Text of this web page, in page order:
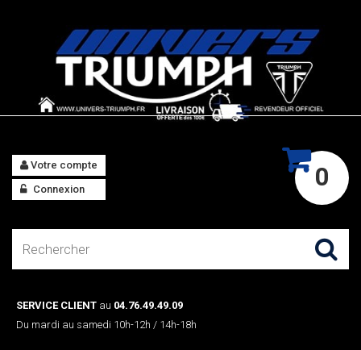
0
Votre compte
Connexion
SERVICE CLIENT au 04.76.49.49.09
Du mardi au samedi 10h-12h / 14h-18h